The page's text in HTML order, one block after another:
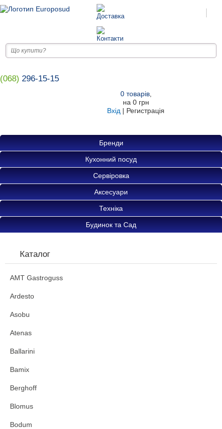
(068) 296-15-15
0товарів,
на 0 грн
Вхід | Регистрація
Бренди
Кухонний посуд
Сервіровка
Аксесуари
Техніка
Будинок та Сад
Каталог
AMT Gastroguss
Ardesto
Asobu
Atenas
Ballarini
Bamix
Berghoff
Blomus
Bodum